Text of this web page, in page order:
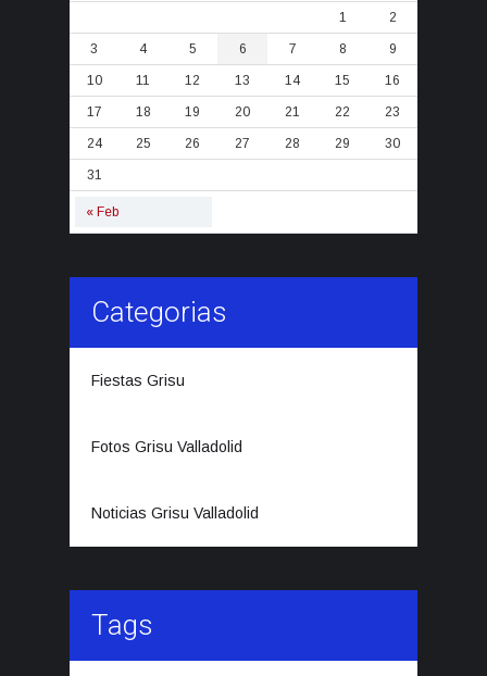
« Feb
1 2
3 4 5 6 7 8 9
10 11 12 13 14 15 16
17 18 19 20 21 22 23
24 25 26 27 28 29 30
31
Categorias
Fiestas Grisu
Fotos Grisu Valladolid
Noticias Grisu Valladolid
Tags